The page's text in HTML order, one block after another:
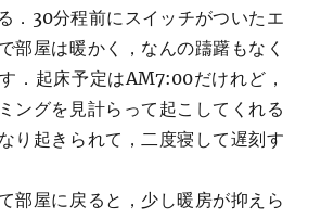
．30分程前にスイッチがついたエ
部屋は暖かく，なんの躊躇もなく
．起床予定はAM7:00だけれど，
ングを見計らって起こしてくれる
り起きられて，二度寝して遅刻す
部屋に戻ると，少し暖房が抑えら